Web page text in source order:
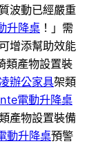
波動已經嚴重
升降桌 ！」需
可增添幫助效能
類產物設置裝
辦公家具架類
電動升降桌
產物設置裝備
動升降桌預警